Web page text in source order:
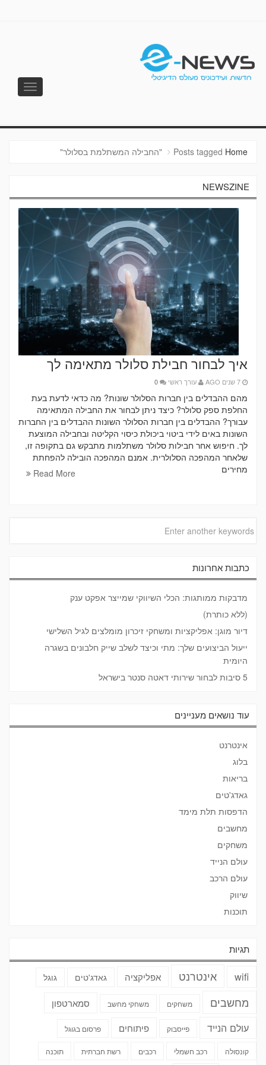
Toggle
Home Posts tagged "החבילה המשתלמת בסלולר"
NEWSZINE
איך לבחור חבילת סלולר מתאימה לך
עורך ראשי 0
מהם ההבדלים בין חברות הסלולר שונות? מה כדאי לדעת בעת
החלפת ספק סלולר? כיצד ניתן לבחור את החבילה המתאימה
עבורך? ההבדלים בין חברות הסלולר השונות ההבדלים בין החברות
השונות באים לידי ביטוי ביכולת כיסוי הקליטה ובחבילה המוצעת
לך. חיפוש אחר חבילות סלולר משתלמות מתבקש גם בתקופה זו,
שלאחר המהפכה הסלולרית. אמנם המהפכה הובילה להפחתת
מחירים
Read More
כתבות אחרונות
מדבקות ממותגות: הכלי השיווקי שמייצר אפקט ענק
(ללא כותרת)
דיור מוגן: אפליקציות ומשחקי זיכרון מומלצים לגיל השלישי
ייעול הביצועים שלך: מתי וכיצד לשלב שייק חלבונים בשגרה
היומית
5 סיבות לבחור שירותי דאטה סנטר בישראל
עוד נושאים מעניינים
אינטרנט
בלוג
בריאות
גאדג'טים
הדפסות תלת מימד
מחשבים
משחקים
עולם הנייד
עולם הרכב
שיווק
תוכנות
תגיות
wifi אינטרנט אפליקציה גאדג'טים גוגל
מחשבים משחקים משחקי מחשב סמארטפון
עולם הנייד פייסבוק פיתוחים פרסום בגוגל
קונסולה רכב חשמלי רכבים רשת חברתית תוכנה